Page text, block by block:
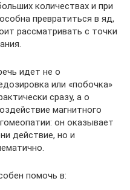
количествах и при
превратиться в яд,
рассматривать с точки
идет не о
или «побочка»
сразу, а о
магнитного
он оказывает
действие, но и
помочь в: